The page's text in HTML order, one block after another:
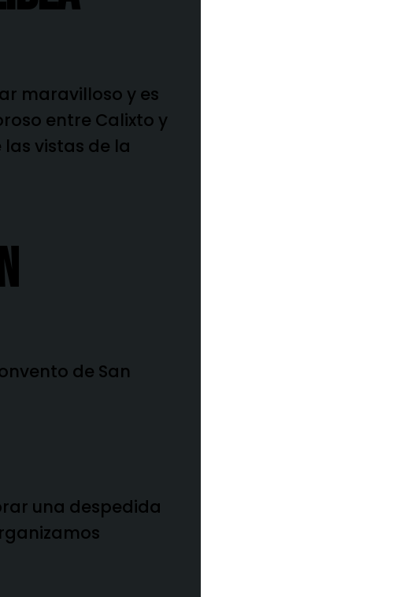
maravilloso y es
entre Calixto y
vistas de la
de San
una despedida